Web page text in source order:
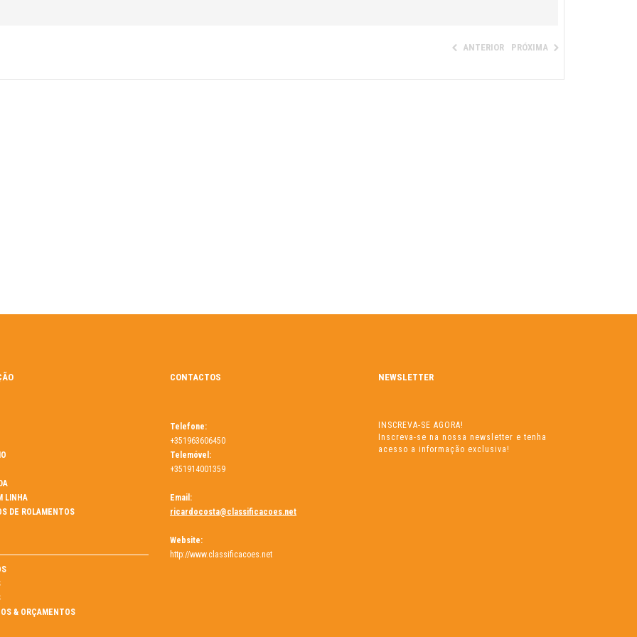
ANTERIOR PRÓXIMA
LINHA
DE ROLAMENTOS
& ORÇAMENTOS
CONTACTOS
Telefone:
+351963606450
Telemóvel:
+351914001359
Email:
ricardocosta@classificacoes.net
Website:
http://www.classificacoes.net
NEWSLETTER
INSCREVA-SE AGORA!
Inscreva-se na nossa newsletter e tenha
acesso a informação exclusiva!